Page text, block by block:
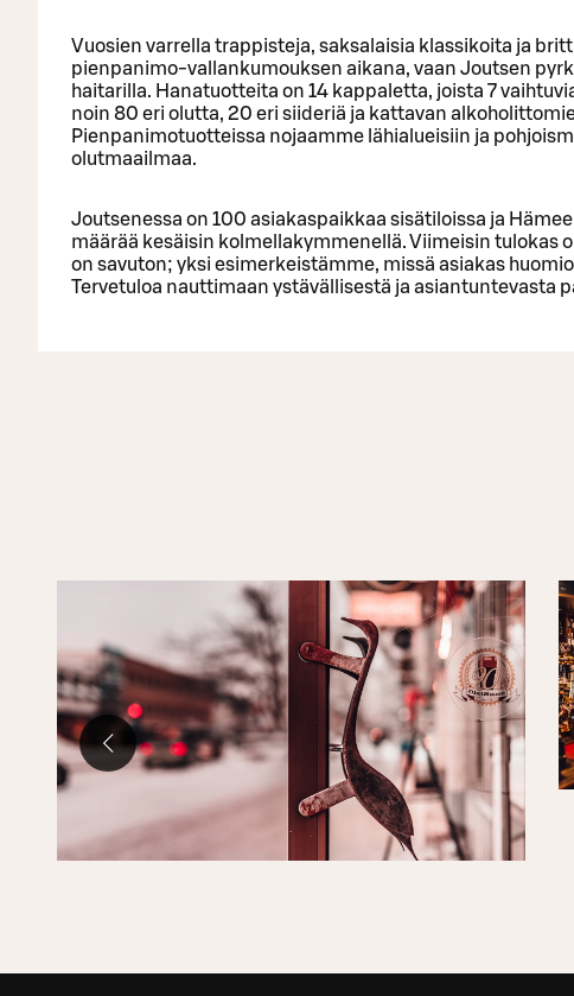
Vuosien varrella trappisteja, saksalaisia klassikoita ja
pienpanimo-vallankumouksen aikana, vaan Joutsen
haitarilla. Hanatuotteita on 14 kappaletta, joista 7
noin 80 eri olutta, 20 eri siideriä ja kattavan
Pienpanimotuotteissa nojaamme lähialueisiin ja
olutmaailmaa.
Joutsenessa on 100 asiakaspaikkaa sisätiloissa ja
määrää kesäisin kolmellakymmenellä. Viimeisin tulokas
on savuton; yksi esimerkeistämme, missä asiakas
Tervetuloa nauttimaan ystävällisestä ja asiantuntevasta